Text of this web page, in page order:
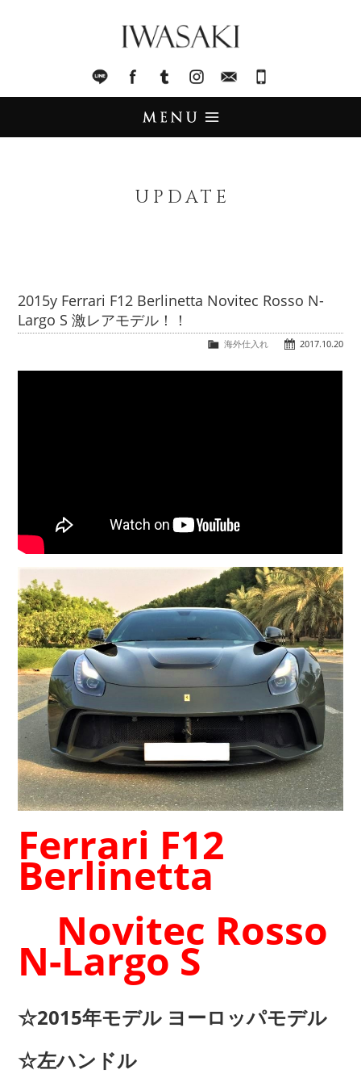
LINE facebook Tumblr InstagramMail
TRADE
買取査定
COMPANY
UPDATE
2015y Ferrari F12 Berlinetta Novitec Rosso N-
Largo S 激レアモデル！！
2017.10.20
海外仕入れ
Ferrari F12
Berlinetta
Novitec Rosso
N-Largo S
☆2015年モデル ヨーロッパモデル
☆左ハンドル